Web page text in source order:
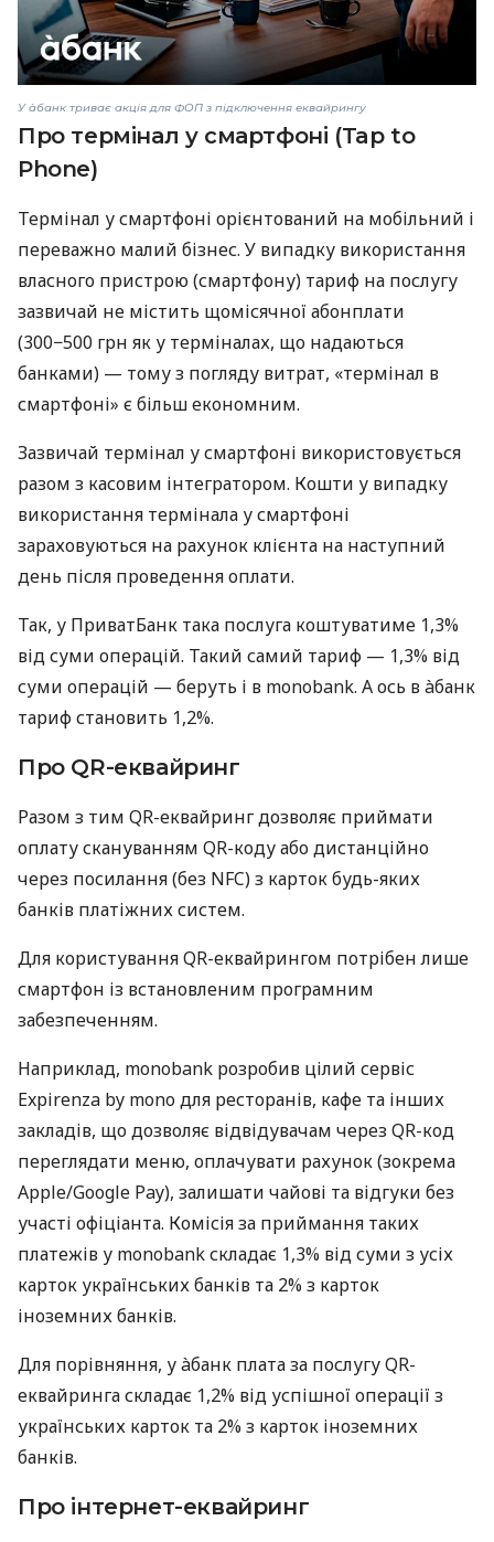
У àбанк триває акція для ФОП з підключення еквайрингу
Про термінал у смартфоні (Tap to
Phone)
Термінал у смартфоні орієнтований на мобільний і
переважно малий бізнес. У випадку використання
власного пристрою (смартфону) тариф на послугу
зазвичай не містить щомісячної абонплати
(300−500 грн як у терміналах, що надаються
банками) — тому з погляду витрат, «термінал в
смартфоні» є більш економним.
Зазвичай термінал у смартфоні використовується
разом з касовим інтегратором. Кошти у випадку
використання термінала у смартфоні
зараховуються на рахунок клієнта на наступний
день після проведення оплати.
Так, у ПриватБанк така послуга коштуватиме 1,3%
від суми операцій. Такий самий тариф — 1,3% від
суми операцій — беруть і в monobank. А ось в àбанк
тариф становить 1,2%.
Про QR-еквайринг
Разом з тим QR-еквайринг дозволяє приймати
оплату скануванням QR-коду або дистанційно
через посилання (без NFC) з карток будь-яких
банків платіжних систем.
Для користування QR-еквайрингом потрібен лише
смартфон із встановленим програмним
забезпеченням.
Наприклад, monobank розробив цілий сервіс
Expirenza by mono для ресторанів, кафе та інших
закладів, що дозволяє відвідувачам через QR-код
переглядати меню, оплачувати рахунок (зокрема
Apple/Google Pay), залишати чайові та відгуки без
участі офіціанта. Комісія за приймання таких
платежів у monobank складає 1,3% від суми з усіх
карток українських банків та 2% з карток
іноземних банків.
Для порівняння, у àбанк плата за послугу QR-
еквайринга складає 1,2% від успішної операції з
українських карток та 2% з карток іноземних
банків.
Про інтернет-еквайринг